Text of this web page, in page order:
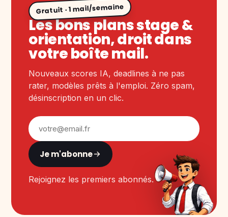
Gratuit · 1 mail/semaine
Les bons plans stage &
orientation, droit dans
votre boîte mail.
Nouveaux scores IA, deadlines à ne pas
rater, modèles prêts à l'emploi. Zéro spam,
désinscription en un clic.
Je m'abonne
Rejoignez les premiers abonnés.